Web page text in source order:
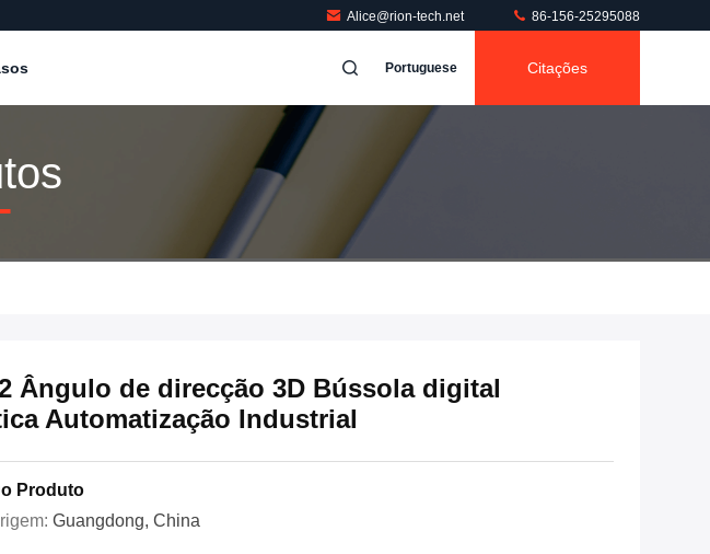
Alice@rion-tech.net 86-156-25295088
Portuguese Citações
Ângulo de direcção 3D Bússola digital
Automatização Industrial
Produto
Guangdong, China